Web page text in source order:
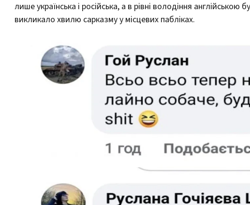
лише українська і російська, а в рівні володіння
викликало хвилю сарказму у місцевих пабліках.